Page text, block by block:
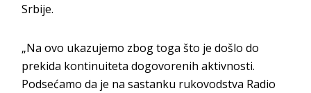
Srbije.
„Na ovo ukazujemo zbog toga što je došlo do
prekida kontinuiteta dogovorenih aktivnosti.
Podsećamo da je na sastanku rukovodstva Radio